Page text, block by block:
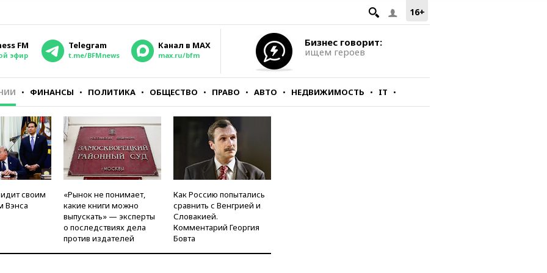
16+
FM
эфир
Telegram
t.me/BFMnews
Канал в MAX
max.ru/bfm
Бизнес говорит:
ищем героев
ФИНАНСЫ ПОЛИТИКА ОБЩЕСТВО ПРАВО АВТО НЕДВИЖИМОСТЬ IT
своим
Вэнса
«Рынок не понимает,
какие книги можно
выпускать» — эксперты
о последствиях дела
против издателей
Как Россию попытались
сравнить с Венгрией и
Словакией.
Комментарий Георгия
Бовта